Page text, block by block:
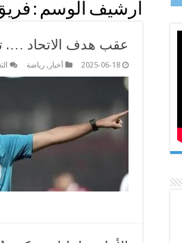
أرشيف الوسم :
عقب هدف الاتحاد ….
2025-06-18 أخبار , رياضة